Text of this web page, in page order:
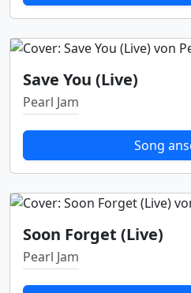
Save You (Live)
Pearl Jam
Song
Soon Forget (Live)
Pearl Jam